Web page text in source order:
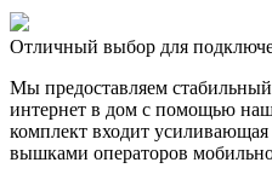
Отличный выбор для
Мы предоставляем
интернет в дом с помощью
комплект входит
вышками операторов